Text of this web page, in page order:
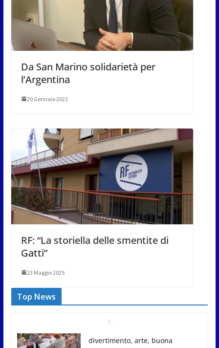
Da San Marino solidarietà per
l’Argentina
20 Gennaio 2021
RF: “La storiella delle smentite di
Gatti”
23 Maggio 2025
Top News
Gli atleti della Federazione Judo